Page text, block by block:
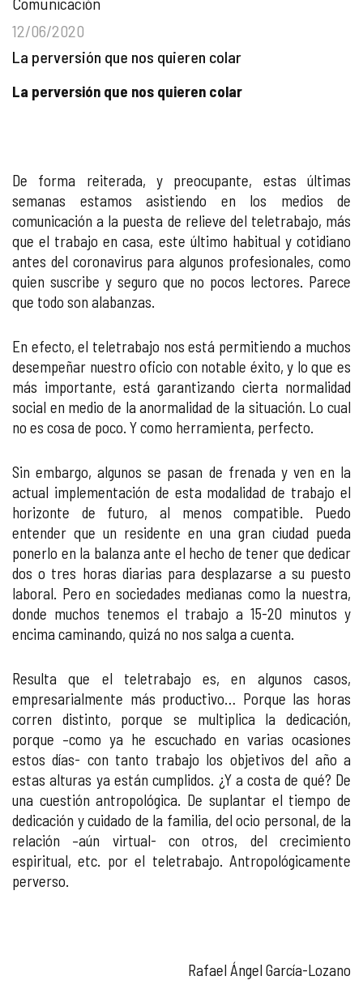
12/06/2020
La perversión que nos quieren colar
La perversión que nos quieren colar
De forma reiterada, y preocupante, estas últimas
semanas estamos asistiendo en los medios de
comunicación a la puesta de relieve del teletrabajo, más
que el trabajo en casa, este último habitual y cotidiano
antes del coronavirus para algunos profesionales, como
quien suscribe y seguro que no pocos lectores. Parece
que todo son alabanzas.
En efecto, el teletrabajo nos está permitiendo a muchos
desempeñar nuestro oficio con notable éxito, y lo que es
más importante, está garantizando cierta normalidad
social en medio de la anormalidad de la situación. Lo cual
no es cosa de poco. Y como herramienta, perfecto.
Sin embargo, algunos se pasan de frenada y ven en la
actual implementación de esta modalidad de trabajo el
horizonte de futuro, al menos compatible. Puedo
entender que un residente en una gran ciudad pueda
ponerlo en la balanza ante el hecho de tener que dedicar
dos o tres horas diarias para desplazarse a su puesto
laboral. Pero en sociedades medianas como la nuestra,
donde muchos tenemos el trabajo a 15-20 minutos y
encima caminando, quizá no nos salga a cuenta.
Resulta que el teletrabajo es, en algunos casos,
empresarialmente más productivo… Porque las horas
corren distinto, porque se multiplica la dedicación,
porque –como ya he escuchado en varias ocasiones
estos días- con tanto trabajo los objetivos del año a
estas alturas ya están cumplidos. ¿Y a costa de qué? De
una cuestión antropológica. De suplantar el tiempo de
dedicación y cuidado de la familia, del ocio personal, de la
relación –aún virtual- con otros, del crecimiento
espiritual, etc. por el teletrabajo. Antropológicamente
perverso.
Rafael Ángel García-Lozano